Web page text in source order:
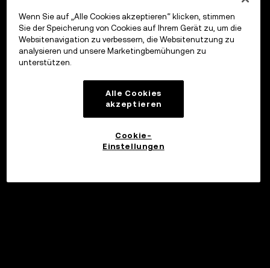
Wenn Sie auf „Alle Cookies akzeptieren“ klicken, stimmen
Sie der Speicherung von Cookies auf Ihrem Gerät zu, um die
Websitenavigation zu verbessern, die Websitenutzung zu
analysieren und unsere Marketingbemühungen zu
unterstützen.
Alle Cookies
akzeptieren
Cookie-
Einstellungen